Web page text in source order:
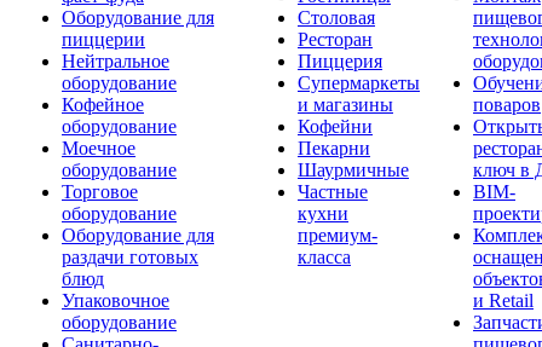
Оборудование для
пиццерии
Нейтральное
оборудование
Кофейное
оборудование
Моечное
оборудование
Торговое
оборудование
Оборудование для
раздачи готовых
блюд
Упаковочное
оборудование
Столовая
Ресторан
Пиццерия
Супермаркеты
и магазины
Кофейни
Пекарни
Шаурмичные
Частные
кухни
премиум-
класса
поваров
ключ в
BIM-
и Retail